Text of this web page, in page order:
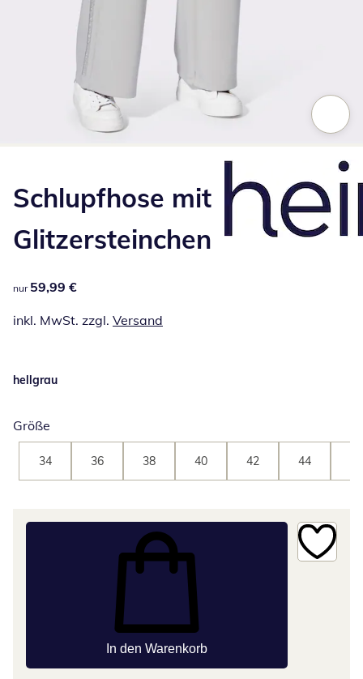
Schlupfhose mit
Glitzersteinchen
59,99 €
nur 59,99 €
inkl. MwSt. zzgl. Versand
hellgrau
Größe
34 36 38 40 42 44
In den Warenkorb